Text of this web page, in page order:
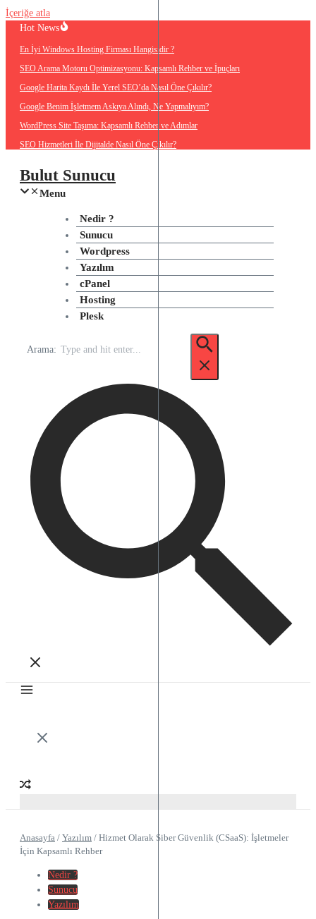
İçeriğe atla
Hot News
En İyi Windows Hosting Firması Hangisidir ?
SEO Arama Motoru Optimizasyonu: Kapsamlı Rehber ve İpuçları
Google Harita Kaydı İle Yerel SEO’da Nasıl Öne Çıkılır?
Google Benim İşletmem Askıya Alındı, Ne Yapmalıyım?
WordPress Site Taşıma: Kapsamlı Rehber ve Adımlar
SEO Hizmetleri İle Dijitalde Nasıl Öne Çıkılır?
Bulut Sunucu
Menu
Nedir ?
Sunucu
Wordpress
Yazılım
cPanel
Hosting
Plesk
Arama:
Anasayfa / Yazılım / Hizmet Olarak Siber Güvenlik (CSaaS): İşletmeler
İçin Kapsamlı Rehber
Nedir ?
Sunucu
Yazılım